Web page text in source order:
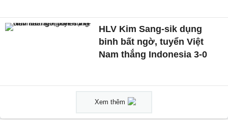
HLV Kim Sang-sik dụng
binh bất ngờ, tuyển Việt
Nam thắng Indonesia 3-0
Xem thêm